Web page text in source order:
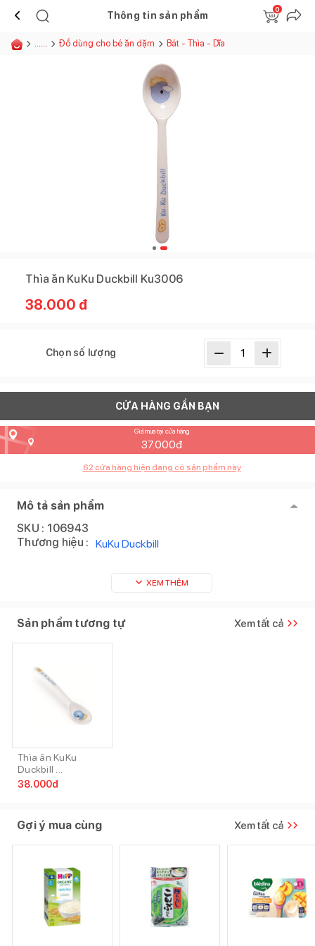
Thông tin sản phẩm
0
...... Đồ dùng cho bé ăn dặm Bát - Thìa - Dĩa
Thìa ăn KuKu Duckbill Ku3006
38.000 đ
Chọn số lượng
CỬA HÀNG GẦN BẠN
Giá mua tại cửa hàng
37.000đ
62 cửa hàng hiện đang có sản phẩm này
Mô tả sản phẩm
SKU : 106943
Thương hiệu : KuKu Duckbill
XEM THÊM
Sản phẩm tương tự Xem tất cả
Thìa ăn KuKu
Duckbill ...
38.000đ
Gợi ý mua cùng Xem tất cả